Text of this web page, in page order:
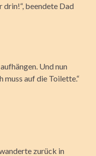
drin!“, beendete Dad
Und nun
muss auf die Toilette.“
zurück in